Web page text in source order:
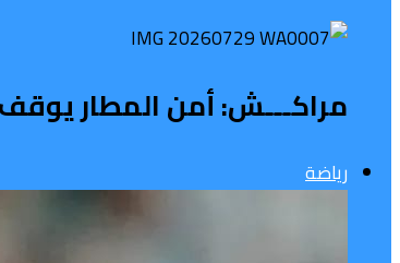
مراكـــش: أمن المطار
رياضة